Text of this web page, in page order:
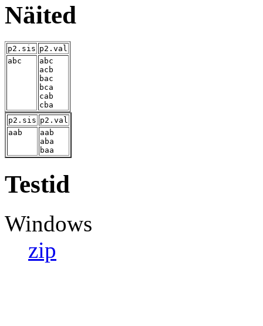
Näited
p2.sis p2.val
abc
abc
acb
bac
bca
cab
cba
p2.sis p2.val
aab
aab
aba
baa
Testid
Windows
zip